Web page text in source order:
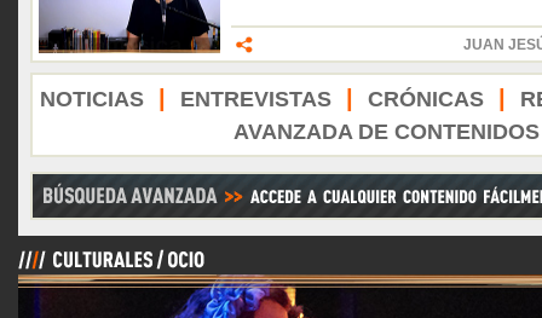
JUAN
NOTICIAS ENTREVISTAS CRÓNICAS
AVANZADA DE CONTENIDOS